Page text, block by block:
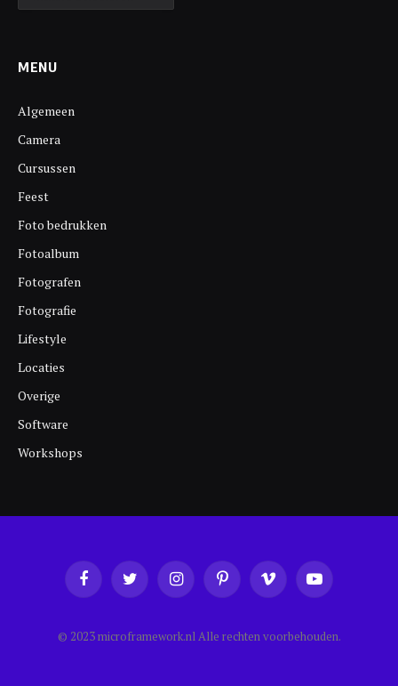
MENU
Algemeen
Camera
Cursussen
Feest
Foto bedrukken
Fotoalbum
Fotografen
Fotografie
Lifestyle
Locaties
Overige
Software
Workshops
FacebookTwitter InstagramPinterestVimeo YouTube
© 2023 microframework.nl Alle rechten voorbehouden.